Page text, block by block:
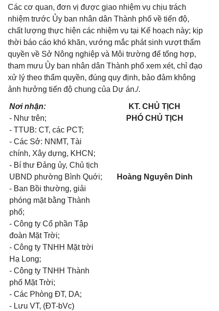
Các cơ quan, đơn vị được giao nhiệm vụ chịu trách
nhiệm trước Ủy ban nhân dân Thành phố về tiến độ,
chất lượng thực hiện các nhiệm vụ tại Kế hoạch này; kịp
thời báo cáo khó khăn, vướng mắc phát sinh vượt thẩm
quyền về Sở Nông nghiệp và Môi trường để tổng hợp,
tham mưu Ủy ban nhân dân Thành phố xem xét, chỉ đạo
xử lý theo thẩm quyền, đúng quy định, bảo đảm không
ảnh hưởng tiến độ chung của Dự án./.
Nơi nhận:
- Như trên;
- TTUB: CT, các PCT;
- Các Sở: NNMT, Tài
chính, Xây dựng, KHCN;
- Bí thư Đảng ủy, Chủ tịch
UBND phường Bình Quới;
- Ban Bồi thường, giải
phóng mặt bằng Thành
phố;
- Công ty Cổ phần Tập
đoàn Mặt Trời;
- Công ty TNHH Mặt trời
Hạ Long;
- Công ty TNHH Thành
phố Mặt Trời;
- Các Phòng ĐT, DA;
- Lưu VT, (ĐT-bVc)
KT. CHỦ TỊCH
PHÓ CHỦ TỊCH
Hoàng Nguyên Dinh